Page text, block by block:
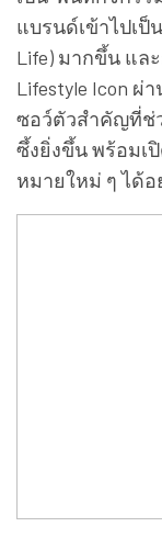
แบรนด์เข้าไปเป็
Life) มากขึ้น แล
Lifestyle Icon ผ่
ซอว์ตัวสำคัญที่ช่
ซึ้งยิ่งขึ้น พร้อมเ
หมายใหม่ ๆ ได้